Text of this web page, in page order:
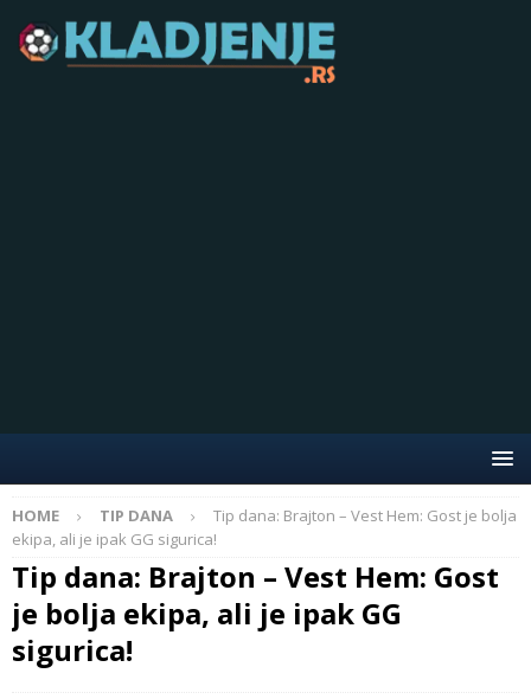
HOME TIP DANA
Tip dana: Brajton – Vest Hem: Gost je bolja
ekipa, ali je ipak GG sigurica!
Tip dana: Brajton – Vest Hem: Gost
je bolja ekipa, ali je ipak GG
sigurica!